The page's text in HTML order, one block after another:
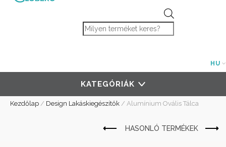
Products search
HU
KATEGÓRIÁK
Kezdőlap / Design Lakáskiegészítők / Alumínium Ovális Tálca